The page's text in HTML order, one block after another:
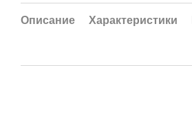
Описание Характеристики